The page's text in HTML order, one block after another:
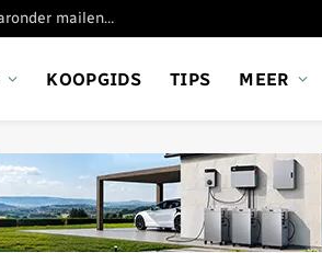
Google stopt met verschillende Gmail-functies: waaronder mailen vanaf andere adresssen
KOOPGIDS TIPS MEER